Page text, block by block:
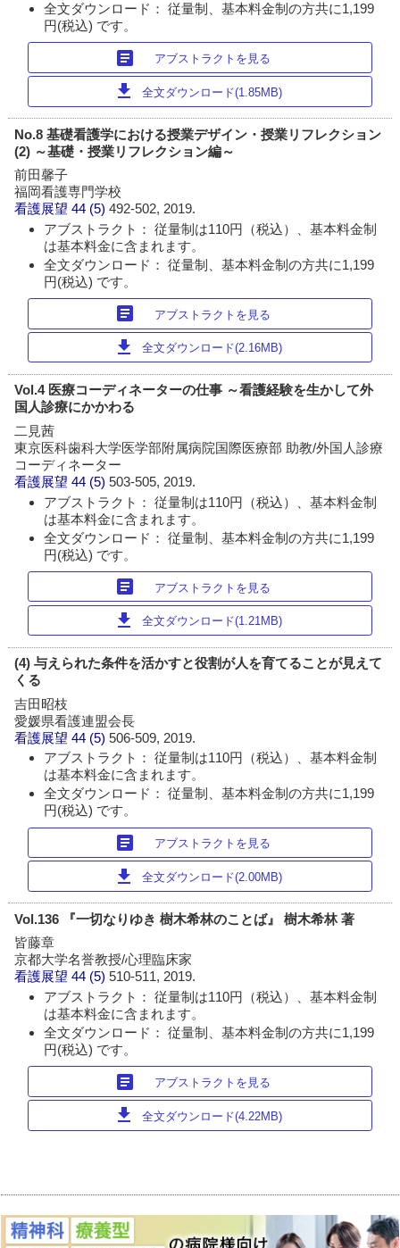
全文ダウンロード： 従量制、基本料金制の方共に1,199
円(税込) です。
article アブストラクトを見る
download 全文ダウンロード(1.85MB)
No.8 基礎看護学における授業デザイン・授業リフレクション
(2) ～基礎・授業リフレクション編～
前田馨子
福岡看護専門学校
看護展望 44 (5)492-502, 2019.
アブストラクト： 従量制は110円（税込）、基本料金制
は基本料金に含まれます。
全文ダウンロード： 従量制、基本料金制の方共に1,199
円(税込) です。
article アブストラクトを見る
download 全文ダウンロード(2.16MB)
Vol.4 医療コーディネーターの仕事 ～看護経験を生かして外
国人診療にかかわる
二見茜
東京医科歯科大学医学部附属病院国際医療部 助教/外国人診療
コーディネーター
看護展望 44 (5)503-505, 2019.
アブストラクト： 従量制は110円（税込）、基本料金制
は基本料金に含まれます。
全文ダウンロード： 従量制、基本料金制の方共に1,199
円(税込) です。
article アブストラクトを見る
download 全文ダウンロード(1.21MB)
(4) 与えられた条件を活かすと役割が人を育てることが見えて
くる
吉田昭枝
愛媛県看護連盟会長
看護展望 44 (5)506-509, 2019.
アブストラクト： 従量制は110円（税込）、基本料金制
は基本料金に含まれます。
全文ダウンロード： 従量制、基本料金制の方共に1,199
円(税込) です。
article アブストラクトを見る
download 全文ダウンロード(2.00MB)
Vol.136 『一切なりゆき 樹木希林のことば』 樹木希林 著
皆藤章
京都大学名誉教授/心理臨床家
看護展望 44 (5)510-511, 2019.
アブストラクト： 従量制は110円（税込）、基本料金制
は基本料金に含まれます。
全文ダウンロード： 従量制、基本料金制の方共に1,199
円(税込) です。
article アブストラクトを見る
download 全文ダウンロード(4.22MB)